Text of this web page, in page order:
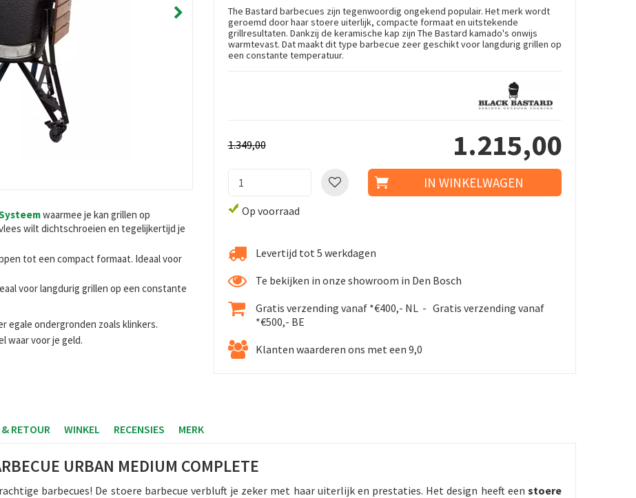
waarmee je kan grillen op
wilt dichtschroeien en tegelijkertijd je
tot een compact formaat. Ideaal voor
voor langdurig grillen op een constante
egale ondergronden zoals klinkers.
waar voor je geld.
The Bastard barbecues zijn tegenwoordig ongekend populair. Het merk wordt
geroemd door haar stoere uiterlijk, compacte formaat en uitstekende
grillresultaten. Dankzij de keramische kap zijn The Bastard kamado's onwijs
warmtevast. Dat maakt dit type barbecue zeer geschikt voor langdurig grillen op
een constante temperatuur.
1.349,00 1.215,00
Op voorraad
Levertijd tot 5 werkdagen
Te bekijken in onze showroom in Den Bosch
Gratis verzending vanaf *€400,- NL - Gratis verzending vanaf
*€500,- BE
Klanten waarderen ons met een 9,0
RETOUR WINKEL RECENSIES MERK
URBAN MEDIUM COMPLETE
barbecues! De stoere barbecue verbluft je zeker met haar uiterlijk en prestaties. Het design heeft eenstoere